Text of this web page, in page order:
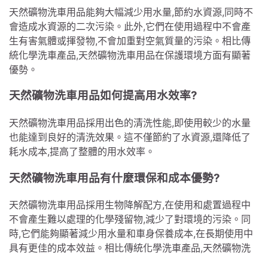
天然礦物洗車用品能夠大幅減少用水量,節約水資源,同時不
會造成水資源的二次污染。此外,它們在使用過程中不會產
生有害氣體或揮發物,不會加重對空氣質量的污染。相比傳
統化學洗車產品,天然礦物洗車用品在保護環境方面有顯著
優勢。
天然礦物洗車用品如何提高用水效率?
天然礦物洗車用品採用出色的清洗性能,即使用較少的水量
也能達到良好的清洗效果。這不僅節約了水資源,還降低了
耗水成本,提高了整體的用水效率。
天然礦物洗車用品有什麼環保和成本優勢?
天然礦物洗車用品採用生物降解配方,在使用和處置過程中
不會產生難以處理的化學殘留物,減少了對環境的污染。同
時,它們能夠顯著減少用水量和車身保養成本,在長期使用中
具有更佳的成本效益。相比傳統化學洗車產品,天然礦物洗